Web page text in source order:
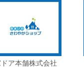
ドア本舗株式会社